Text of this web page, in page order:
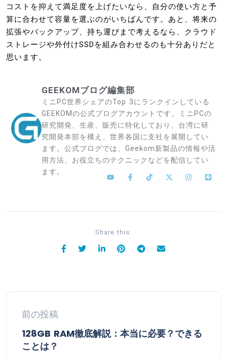
コストを抑えて満足度を上げたいなら、自分の使い方と予
算に合わせて容量を選ぶのがいちばんです。あと、将来の
拡張やバックアップ、持ち運びまで考えるなら、クラウド
ストレージや外付けSSDを組み合わせるのも十分ありだと
思います。
GEEKOMブログ編集部
ミニPC世界シェアのTop 3にランクインしている
GEEKOMの公式ブログアカウントです。ミニPCの
研究開発、生産、販売に特化しており、台湾に研
究開発本部を構え、世界各国に支社を展開してい
ます。公式ブログでは、Geekom新製品の情報や活
用方法、お役立ちのテクニックなどを配信してい
ます。
Share this:
前の投稿
128GB RAM徹底解説：本当に必要？できる
ことは？